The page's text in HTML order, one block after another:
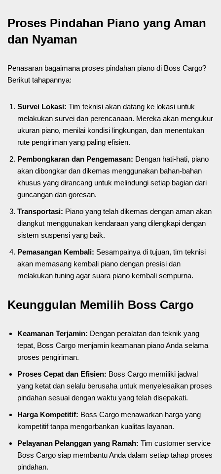
Proses Pindahan Piano yang Aman
dan Nyaman
Penasaran bagaimana proses pindahan piano di Boss Cargo?
Berikut tahapannya:
Survei Lokasi: Tim teknisi akan datang ke lokasi untuk
melakukan survei dan perencanaan. Mereka akan mengukur
ukuran piano, menilai kondisi lingkungan, dan menentukan
rute pengiriman yang paling efisien.
Pembongkaran dan Pengemasan: Dengan hati-hati, piano
akan dibongkar dan dikemas menggunakan bahan-bahan
khusus yang dirancang untuk melindungi setiap bagian dari
guncangan dan goresan.
Transportasi: Piano yang telah dikemas dengan aman akan
diangkut menggunakan kendaraan yang dilengkapi dengan
sistem suspensi yang baik.
Pemasangan Kembali: Sesampainya di tujuan, tim teknisi
akan memasang kembali piano dengan presisi dan
melakukan tuning agar suara piano kembali sempurna.
Keunggulan Memilih Boss Cargo
Keamanan Terjamin: Dengan peralatan dan teknik yang
tepat, Boss Cargo menjamin keamanan piano Anda selama
proses pengiriman.
Proses Cepat dan Efisien: Boss Cargo memiliki jadwal
yang ketat dan selalu berusaha untuk menyelesaikan proses
pindahan sesuai dengan waktu yang telah disepakati.
Harga Kompetitif: Boss Cargo menawarkan harga yang
kompetitif tanpa mengorbankan kualitas layanan.
Pelayanan Pelanggan yang Ramah: Tim customer service
Boss Cargo siap membantu Anda dalam setiap tahap proses
pindahan.